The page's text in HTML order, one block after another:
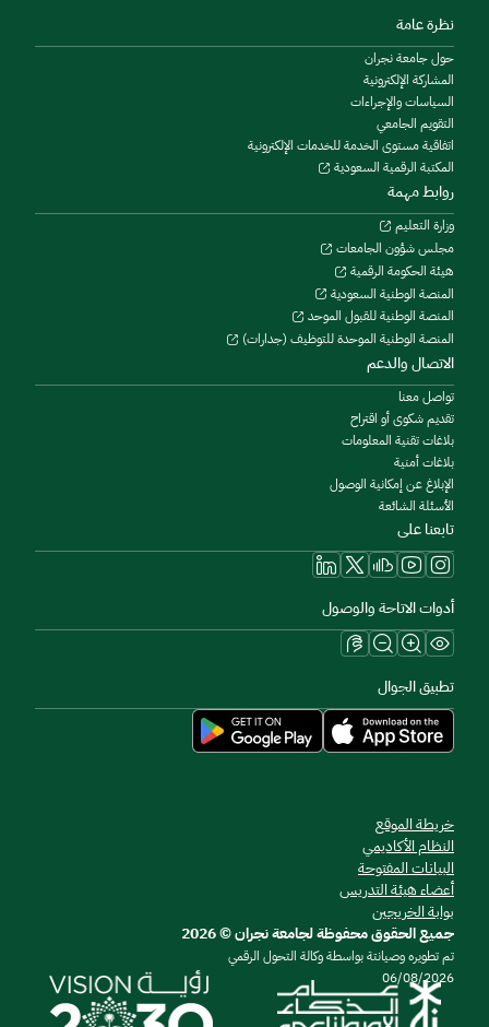
نظرة عامة
حول جامعة نجران
المشاركة الإلكترونية
السياسات والإجراءات
التقويم الجامعي
اتفاقية مستوى الخدمة للخدمات الإلكترونية
المكتبة الرقمية السعودية
روابط مهمة
وزارة التعليم
مجلس شؤون الجامعات
هيئة الحكومة الرقمية
المنصة الوطنية السعودية
المنصة الوطنية للقبول الموحد
المنصة الوطنية الموحدة للتوظيف (جدارات)
الاتصال والدعم
تواصل معنا
تقديم شكوى أو اقتراح
بلاغات تقنية المعلومات
بلاغات أمنية
الإبلاغ عن إمكانية الوصول
الأسئلة الشائعة
تابعنا على
أدوات الاتاحة والوصول
تطبيق الجوال
خريطة الموقع
النظام الأكاديمي
البيانات المفتوحة
أعضاء هيئة التدريس
بوابة الخريجين
جميع الحقوق محفوظة لجامعة نجران © 2026
تم تطويره وصيانتة بواسطة وكالة التحول الرقمي
06/08/2026